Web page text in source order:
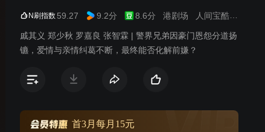
N刷指数 59.27 9.2分 8.6分 港剧场 人间宝酷
戚其义 郑少秋 罗嘉良 张智霖 | 警界兄弟因豪门恩怨分道扬
镳，爱情与亲情纠葛不断，最终能否化解前嫌？
首3月每月15元